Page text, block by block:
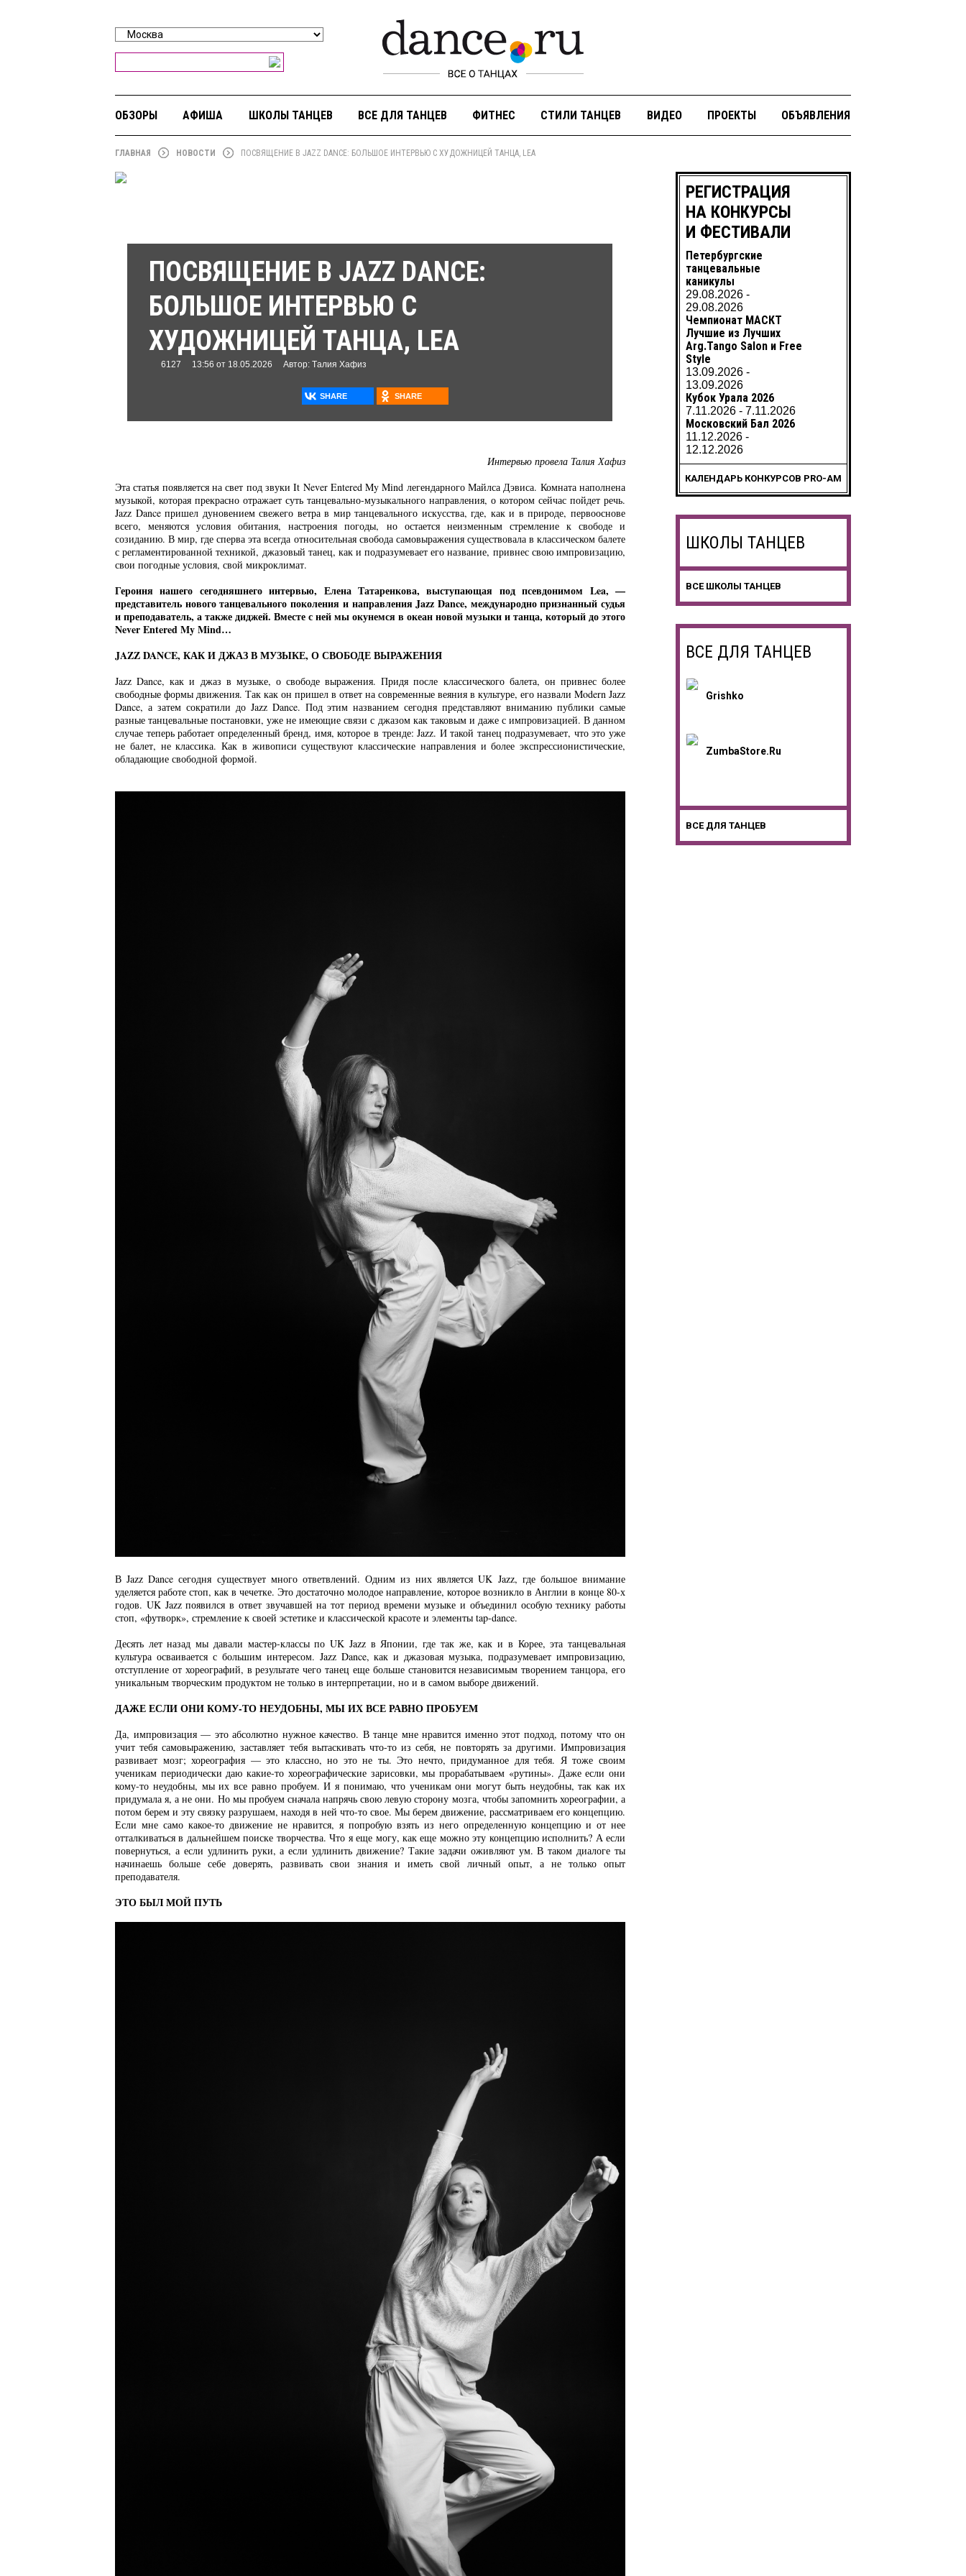
ОБЗОРЫ АФИША ШКОЛЫ ТАНЦЕВ ВСЕ ДЛЯ ТАНЦЕВ ФИТНЕС СТИЛИ ТАНЦЕВ ВИДЕО ПРОЕКТЫ ОБЪЯВЛЕНИЯ
ГЛАВНАЯ НОВОСТИ ПОСВЯЩЕНИЕ В JAZZ DANCE: БОЛЬШОЕ ИНТЕРВЬЮ С ХУДОЖНИЦЕЙ ТАНЦА, LEA
ПОСВЯЩЕНИЕ В JAZZ DANCE:
БОЛЬШОЕ ИНТЕРВЬЮ С
ХУДОЖНИЦЕЙ ТАНЦА, LEA
6127 13:56 от 18.05.2026 Автор: Tалия Хафиз
Интервью провела Талия Хафиз
Эта статья появляется на свет под звуки It Never Entered My Mind легендарного Майлса Дэвиса. Комната наполнена
музыкой, которая прекрасно отражает суть танцевально-музыкального направления, о котором сейчас пойдет речь.
Jazz Dance пришел дуновением свежего ветра в мир танцевального искусства, где, как и в природе, первооснове
всего, меняются условия обитания, настроения погоды, но остается неизменным стремление к свободе и
созиданию. В мир, где сперва эта всегда относительная свобода самовыражения существовала в классическом балете
с регламентированной техникой, джазовый танец, как и подразумевает его название, привнес свою импровизацию,
свои погодные условия, свой микроклимат.
Героиня нашего сегодняшнего интервью, Елена Татаренкова, выступающая под псевдонимом Lea, —
представитель нового танцевального поколения и направления Jazz Dance, международно признанный судья
и преподаватель, а также диджей. Вместе с ней мы окунемся в океан новой музыки и танца, который до этого
Never Entered My Mind…
JAZZ DANCE, КАК И ДЖАЗ В МУЗЫКЕ, О СВОБОДЕ ВЫРАЖЕНИЯ
Jazz Dance, как и джаз в музыке, о свободе выражения. Придя после классического балета, он привнес более
свободные формы движения. Так как он пришел в ответ на современные веяния в культуре, его назвали Modern Jazz
Dance, а затем сократили до Jazz Dance. Под этим названием сегодня представляют вниманию публики самые
разные танцевальные постановки, уже не имеющие связи с джазом как таковым и даже с импровизацией. В данном
случае теперь работает определенный бренд, имя, которое в тренде: Jazz. И такой танец подразумевает, что это уже
не балет, не классика. Как в живописи существуют классические направления и более экспрессионистические,
обладающие свободной формой.
В Jazz Dance сегодня существует много ответвлений. Одним из них является UK Jazz, где большое внимание
уделяется работе стоп, как в чечетке. Это достаточно молодое направление, которое возникло в Англии в конце 80-х
годов. UK Jazz появился в ответ звучавшей на тот период времени музыке и объединил особую технику работы
стоп, «футворк», стремление к своей эстетике и классической красоте и элементы tap-dance.
Десять лет назад мы давали мастер-классы по UK Jazz в Японии, где так же, как и в Корее, эта танцевальная
культура осваивается с большим интересом. Jazz Dance, как и джазовая музыка, подразумевает импровизацию,
отступление от хореографий, в результате чего танец еще больше становится независимым творением танцора, его
уникальным творческим продуктом не только в интерпретации, но и в самом выборе движений.
ДАЖЕ ЕСЛИ ОНИ КОМУ-ТО НЕУДОБНЫ, МЫ ИХ ВСЕ РАВНО ПРОБУЕМ
Да, импровизация — это абсолютно нужное качество. В танце мне нравится именно этот подход, потому что он
учит тебя самовыражению, заставляет тебя вытаскивать что-то из себя, не повторять за другими. Импровизация
развивает мозг; хореография — это классно, но это не ты. Это нечто, придуманное для тебя. Я тоже своим
ученикам периодически даю какие-то хореографические зарисовки, мы прорабатываем «рутины». Даже если они
кому-то неудобны, мы их все равно пробуем. И я понимаю, что ученикам они могут быть неудобны, так как их
придумала я, а не они. Но мы пробуем сначала напрячь свою левую сторону мозга, чтобы запомнить хореографии, а
потом берем и эту связку разрушаем, находя в ней что-то свое. Мы берем движение, рассматриваем его концепцию.
Если мне само какое-то движение не нравится, я попробую взять из него определенную концепцию и от нее
отталкиваться в дальнейшем поиске творчества. Что я еще могу, как еще можно эту концепцию исполнить? А если
повернуться, а если удлинить руки, а если удлинить движение? Такие задачи оживляют ум. В таком диалоге ты
начинаешь больше себе доверять, развивать свои знания и иметь свой личный опыт, а не только опыт
преподавателя.
ЭТО БЫЛ МОЙ ПУТЬ
РЕГИСТРАЦИЯ
НА КОНКУРСЫ
И ФЕСТИВАЛИ
Петербургские
танцевальные
каникулы
29.08.2026 -
29.08.2026
Чемпионат МАСКТ
Лучшие из Лучших
Arg.Tango Salon и Free
Style
13.09.2026 -
13.09.2026
Кубок Урала 2026
7.11.2026 - 7.11.2026
Московский Бал 2026
11.12.2026 -
12.12.2026
КАЛЕНДАРЬ КОНКУРСОВ PRO-AM
ШКОЛЫ ТАНЦЕВ
ВСЕ ШКОЛЫ ТАНЦЕВ
ВСЕ ДЛЯ ТАНЦЕВ
Grishko
ZumbaStore.ru
ВСЕ ДЛЯ ТАНЦЕВ